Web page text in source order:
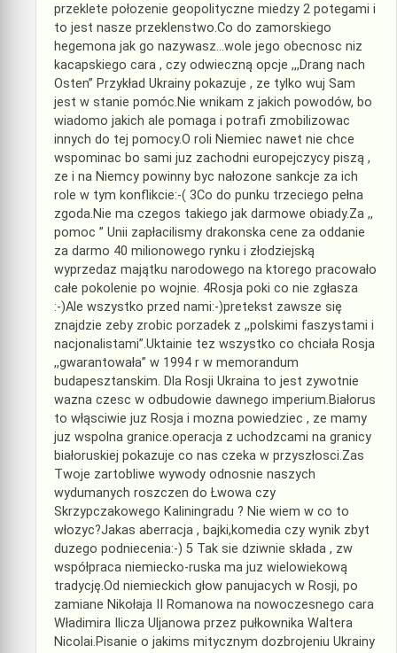
przeklete połozenie geopolityczne miedzy 2 potegami i
to jest nasze przeklenstwo.Co do zamorskiego
hegemona jak go nazywasz…wole jego obecnosc niz
kacapskiego cara , czy odwieczną opcje ,,,Drang nach
Osten” Przykład Ukrainy pokazuje , ze tylko wuj Sam
jest w stanie pomóc.Nie wnikam z jakich powodów, bo
wiadomo jakich ale pomaga i potrafi zmobilizowac
innych do tej pomocy.O roli Niemiec nawet nie chce
wspominac bo sami juz zachodni europejczycy piszą ,
ze i na Niemcy powinny byc nałozone sankcje za ich
role w tym konflikcie:-( 3Co do punku trzeciego pełna
zgoda.Nie ma czegos takiego jak darmowe obiady.Za ,,
pomoc ” Unii zapłacilismy drakonska cene za oddanie
za darmo 40 milionowego rynku i złodziejską
wyprzedaz majątku narodowego na ktorego pracowało
całe pokolenie po wojnie. 4Rosja poki co nie zgłasza
:-)Ale wszystko przed nami:-)pretekst zawsze się
znajdzie zeby zrobic porzadek z ,,polskimi faszystami i
nacjonalistami”.Uktainie tez wszystko co chciała Rosja
,,gwarantowała” w 1994 r w memorandum
budapesztanskim. Dla Rosji Ukraina to jest zywotnie
wazna czesc w odbudowie dawnego imperium.Białorus
to włąsciwie juz Rosja i mozna powiedziec , ze mamy
juz wspolna granice.operacja z uchodzcami na granicy
białoruskiej pokazuje co nas czeka w przyszłosci.Zas
Twoje zartobliwe wywody odnosnie naszych
wydumanych roszczen do Łwowa czy
Skrzypczakowego Kaliningradu ? Nie wiem w co to
włozyc?Jakas aberracja , bajki,komedia czy wynik zbyt
duzego podniecenia:-) 5 Tak sie dziwnie składa , zw
współpraca niemiecko-ruska ma juz wielowiekową
tradycję.Od niemieckich głow panujacych w Rosji, po
zamiane Nikołaja II Romanowa na nowoczesnego cara
Władimira Ilicza Uljanowa przez pułkownika Waltera
Nicolai.Pisanie o jakims mitycznym dozbrojeniu Ukrainy